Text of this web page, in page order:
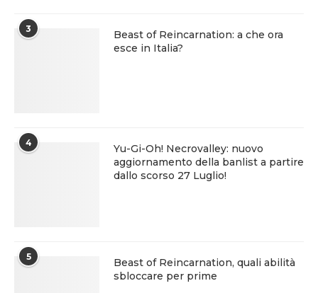
3
Beast of Reincarnation: a che ora
esce in Italia?
4
Yu-Gi-Oh! Necrovalley: nuovo
aggiornamento della banlist a partire
dallo scorso 27 Luglio!
5
Beast of Reincarnation, quali abilità
sbloccare per prime